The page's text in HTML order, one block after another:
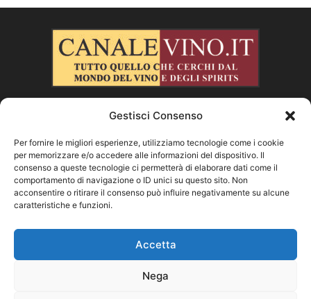
CHI SIAMO
SEGUICI
Facebook
Vimeo
Gestisci Consenso
Per fornire le migliori esperienze, utilizziamo tecnologie come i cookie
per memorizzare e/o accedere alle informazioni del dispositivo. Il
consenso a queste tecnologie ci permetterà di elaborare dati come il
comportamento di navigazione o ID unici su questo sito. Non
acconsentire o ritirare il consenso può influire negativamente su alcune
caratteristiche e funzioni.
Accetta
Nega